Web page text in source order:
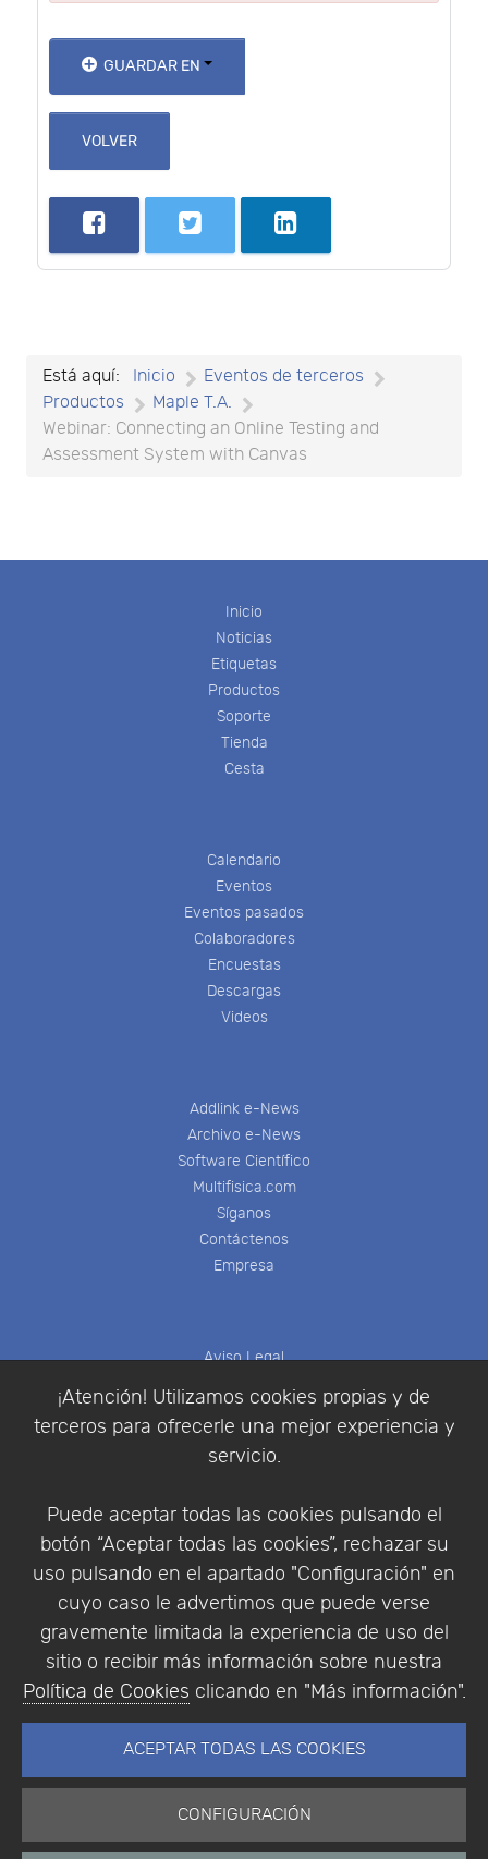
¡Atención! Utilizamos cookies propias y de
terceros para ofrecerle una mejor experiencia y
servicio.
Puede aceptar todas las cookies pulsando el
botón “Aceptar todas las cookies”, rechazar su
uso pulsando en el apartado "Configuración" en
cuyo caso le advertimos que puede verse
gravemente limitada la experiencia de uso del
sitio o recibir más información sobre nuestra
Política de Cookies clicando en "Más información".
ACEPTAR TODAS LAS COOKIES
CONFIGURACIÓN
GUARDAR EN
VOLVER
Está aquí: Inicio
Eventos de terceros
Productos
Maple T.A.
Webinar: Connecting an Online Testing and
Assessment System with Canvas
Inicio
Noticias
Etiquetas
Productos
Soporte
Tienda
Cesta
Calendario
Eventos
Eventos pasados
Colaboradores
Encuestas
Descargas
Videos
Addlink e-News
Archivo e-News
Software Científico
Multifisica.com
Síganos
Contáctenos
Empresa
Aviso Legal
Política de Privacidad
Condiciones de compra
Identificarse
Empresa|Aviso Legal| Política de Privacidad |
Política de Cookies
© Copyright 1994 - 2026. Addlink Software
Científico, S.L.
Portugal.